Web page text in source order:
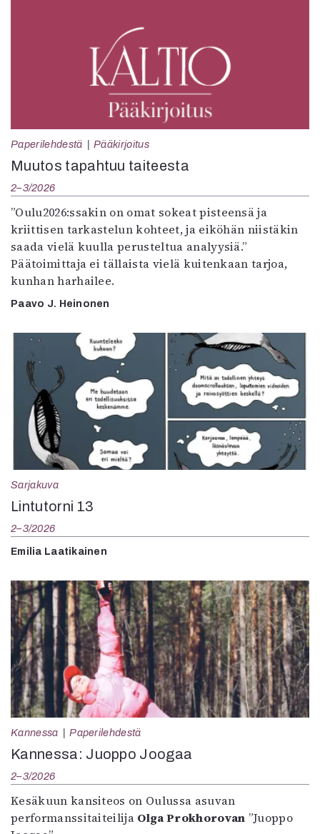
Paperilehdestä Pääkirjoitus
Muutos tapahtuu taiteesta
2–3/2026
”Oulu2026:ssakin on omat sokeat pisteensä ja
kriittisen tarkastelun kohteet, ja eiköhän niistäkin
saada vielä kuulla perusteltua analyysiä.”
Päätoimittaja ei tällaista vielä kuitenkaan tarjoa,
kunhan harhailee.
Paavo J. Heinonen
Sarjakuva
Lintutorni 13
2–3/2026
Emilia Laatikainen
Kannessa Paperilehdestä
Kannessa: Juoppo Joogaa
2–3/2026
Kesäkuun kansiteos on Oulussa asuvan
performanssitaiteilija Olga Prokhorovan ”Juoppo